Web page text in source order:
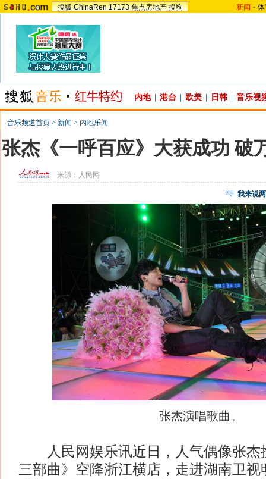
搜狐 ChinaRen 17173 焦点房地产 搜狗 新闻 -
内地 港台 欧美 日韩 音乐视
音乐频道首页 > 新闻 > 内地乐闻
张杰《一呼百应》大获成功 破
来源： 人民网
我来说
张杰演唱歌曲。
人民网娱乐讯近日，人气偶像张杰
三部曲》空降浙江横店，走进湖南卫